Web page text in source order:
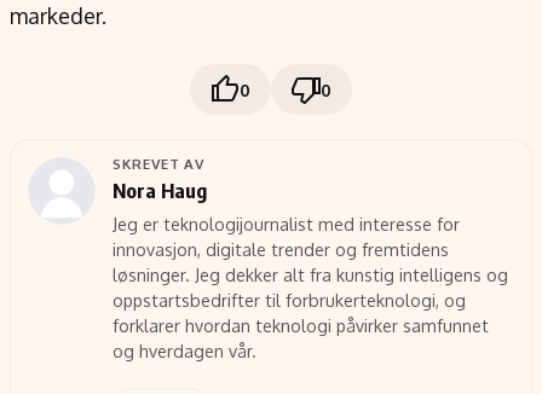
markeder.
0 0
SKREVET AV
Nora Haug
Jeg er teknologijournalist med interesse for
innovasjon, digitale trender og fremtidens
løsninger. Jeg dekker alt fra kunstig intelligens og
oppstartsbedrifter til forbrukerteknologi, og
forklarer hvordan teknologi påvirker samfunnet
og hverdagen vår.